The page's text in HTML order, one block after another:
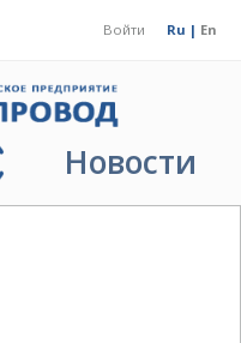
Войти Ru | En
Новости